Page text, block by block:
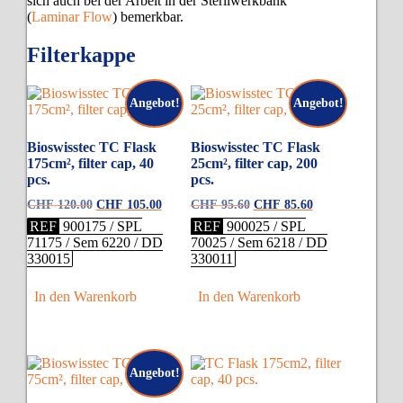
(Laminar Flow) bemerkbar.
Filterkappe
Angebot!
Bioswisstec TC Flask
175cm², filter cap, 40
pcs.
CHF120.00 Ursprünglicher
Preis
war:
CHF 120.00
CHF 105.00Aktueller
ist:
CHF 105.00.
REF 900175 / SPL
71175 / Sem 6220 / DD
330015
In den Warenkorb
Angebot!
Bioswisstec TC Flask
25cm², filter cap, 200
pcs.
CHF95.60 Ursprünglicher
Preis
war:
CHF 95.60
CHF 85.60Aktueller
ist:
CHF 85.60.
REF 900025 / SPL
70025 / Sem 6218 / DD
330011
In den Warenkorb
Angebot!